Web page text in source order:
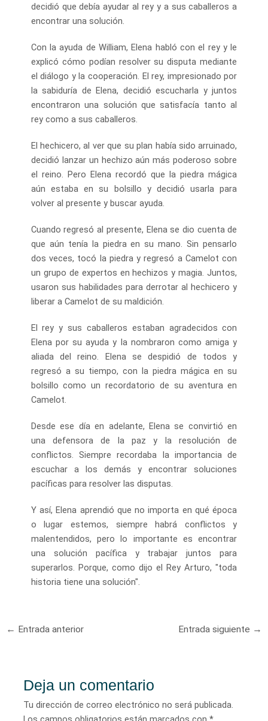
decidió que debía ayudar al rey y a sus caballeros a
encontrar una solución.
Con la ayuda de William, Elena habló con el rey y le
explicó cómo podían resolver su disputa mediante
el diálogo y la cooperación. El rey, impresionado por
la sabiduría de Elena, decidió escucharla y juntos
encontraron una solución que satisfacía tanto al
rey como a sus caballeros.
El hechicero, al ver que su plan había sido arruinado,
decidió lanzar un hechizo aún más poderoso sobre
el reino. Pero Elena recordó que la piedra mágica
aún estaba en su bolsillo y decidió usarla para
volver al presente y buscar ayuda.
Cuando regresó al presente, Elena se dio cuenta de
que aún tenía la piedra en su mano. Sin pensarlo
dos veces, tocó la piedra y regresó a Camelot con
un grupo de expertos en hechizos y magia. Juntos,
usaron sus habilidades para derrotar al hechicero y
liberar a Camelot de su maldición.
El rey y sus caballeros estaban agradecidos con
Elena por su ayuda y la nombraron como amiga y
aliada del reino. Elena se despidió de todos y
regresó a su tiempo, con la piedra mágica en su
bolsillo como un recordatorio de su aventura en
Camelot.
Desde ese día en adelante, Elena se convirtió en
una defensora de la paz y la resolución de
conflictos. Siempre recordaba la importancia de
escuchar a los demás y encontrar soluciones
pacíficas para resolver las disputas.
Y así, Elena aprendió que no importa en qué época
o lugar estemos, siempre habrá conflictos y
malentendidos, pero lo importante es encontrar
una solución pacífica y trabajar juntos para
superarlos. Porque, como dijo el Rey Arturo, "toda
historia tiene una solución".
Navegación
← Entrada anterior Entrada siguiente →
Deja un comentario
Tu dirección de correo electrónico no será publicada.